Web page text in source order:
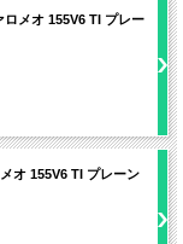
ロメオ 155V6 TI プレー
オ 155V6 TI プレーン